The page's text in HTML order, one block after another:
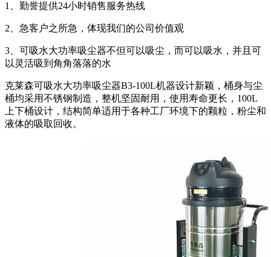
1、勤誉提供24小时销售服务热线
2、急客户之所急，体现我们的公司价值观
3、可吸水大功率吸尘器不但可以吸尘，而可以吸水，并且可
以灵活吸到角角落落的水
克莱森可吸水大功率吸尘器B3-100L机器设计新颖，桶身与尘
桶均采用不锈钢制造，整机坚固耐用，使用寿命更长，100L
上下桶设计，结构简单适用于各种工厂环境下的颗粒，粉尘和
液体的吸取回收。